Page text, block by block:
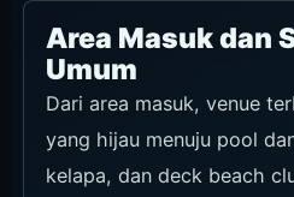
Area Masuk dan
Umum
Dari area masuk, venue
yang hijau menuju pool
kelapa, dan deck beach